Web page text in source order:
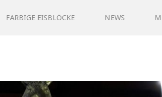
FARBIGE EISBLÖCKE NEWS